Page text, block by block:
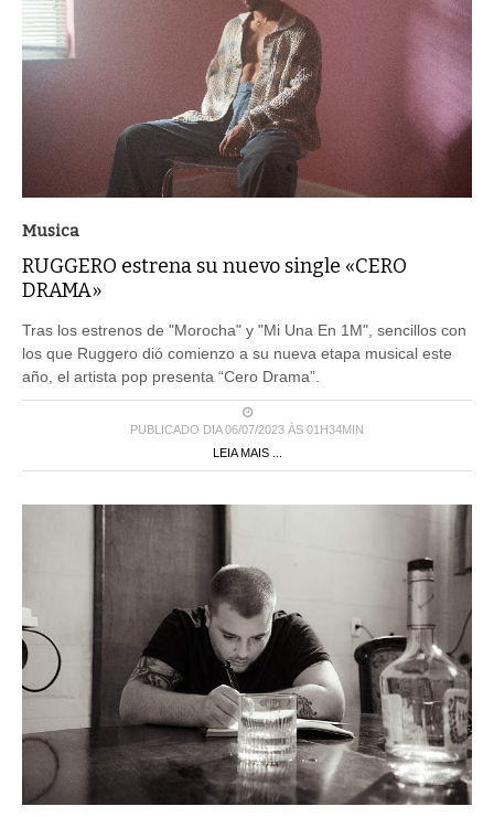
Musica
RUGGERO estrena su nuevo single «CERO
DRAMA»
Tras los estrenos de "Morocha" y "Mi Una En 1M", sencillos con
los que Ruggero dió comienzo a su nueva etapa musical este
año, el artista pop presenta “Cero Drama”.
PUBLICADO DIA 06/07/2023 ÀS 01H34MIN
LEIA MAIS ...